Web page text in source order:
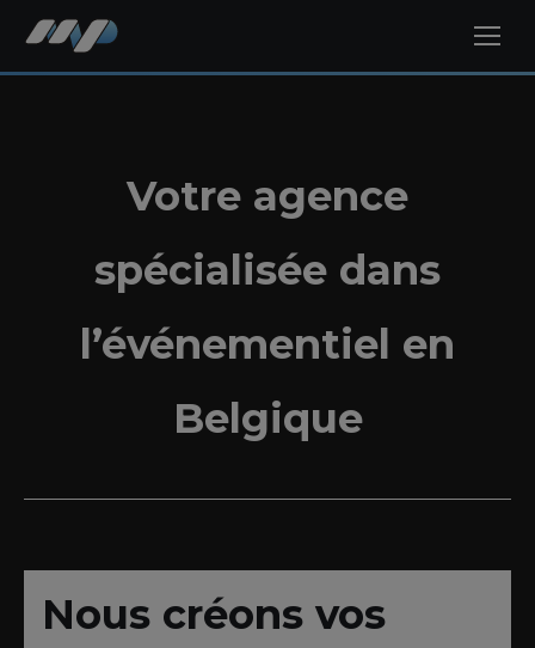
Votre agence
spécialisée dans
l’événementiel en
Belgique
Nous créons vos